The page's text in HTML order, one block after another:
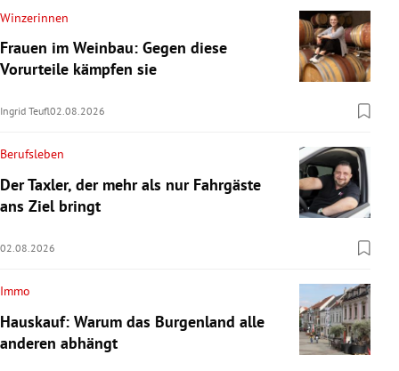
Winzerinnen
Frauen im Weinbau: Gegen diese
Vorurteile kämpfen sie
Ingrid Teufl02.08.2026
Berufsleben
Der Taxler, der mehr als nur Fahrgäste
ans Ziel bringt
02.08.2026
Immo
Hauskauf: Warum das Burgenland alle
anderen abhängt